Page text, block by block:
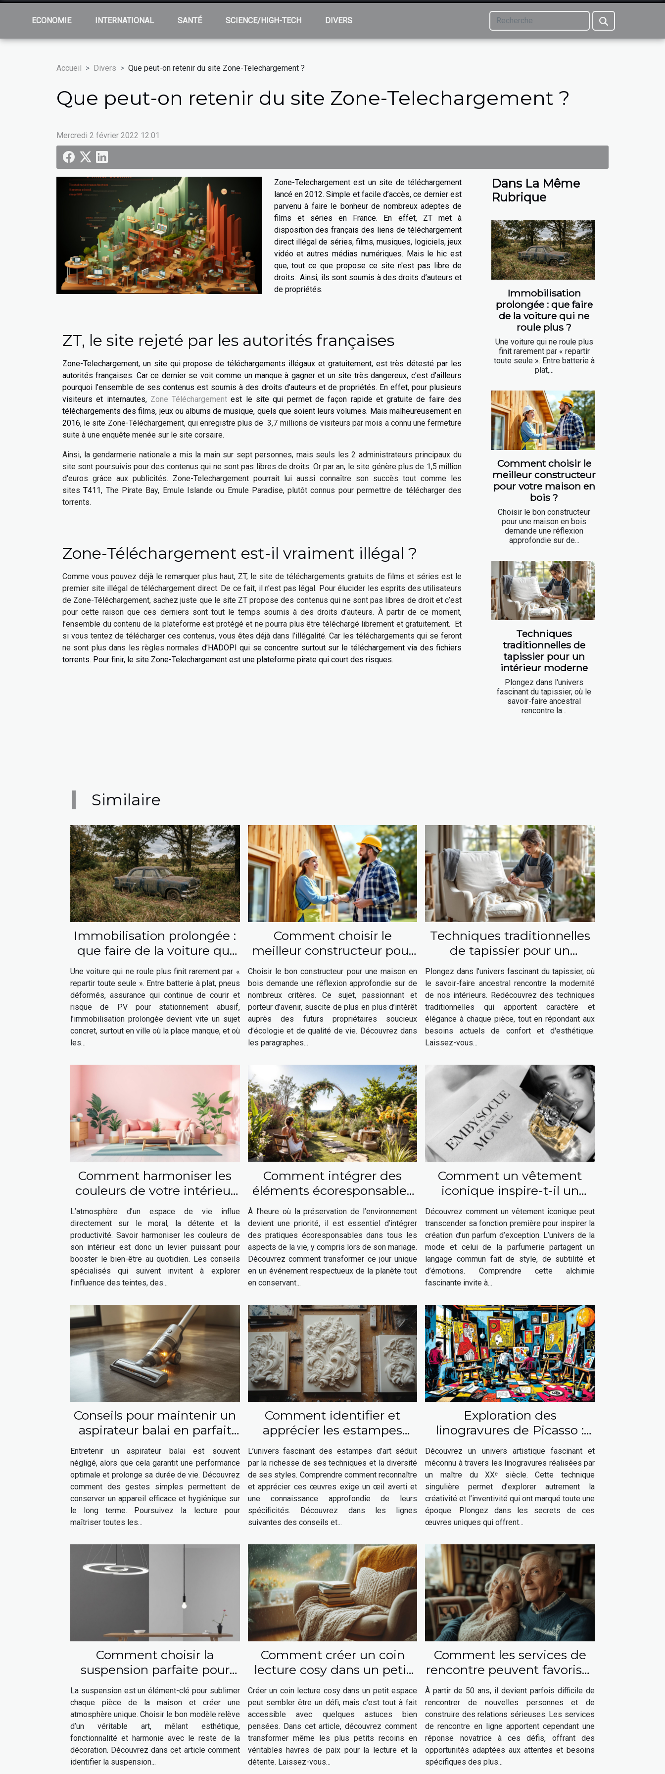
ECONOMIE INTERNATIONAL SANTÉ SCIENCE/HIGH-TECH DIVERS
Accueil Divers Que peut-on retenir du site Zone-Telechargement ?
Que peut-on retenir du site Zone-Telechargement ?
Mercredi 2 février 2022 12:01
Zone-Telechargement est un site de téléchargement
lancé en 2012. Simple et facile d’accès, ce dernier est
parvenu à faire le bonheur de nombreux adeptes de
films et séries en France. En effet, ZT met à
disposition des français des liens de téléchargement
direct illégal de séries, films, musiques, logiciels, jeux
vidéo et autres médias numériques. Mais le hic est
que, tout ce que propose ce site n'est pas libre de
droits. Ainsi, ils sont soumis à des droits d’auteurs et
de propriétés.
ZT, le site rejeté par les autorités françaises
Zone-Telechargement, un site qui propose de téléchargements illégaux et gratuitement, est très détesté par les
autorités françaises. Car ce dernier se voit comme un manque à gagner et un site très dangereux, c'est d’ailleurs
pourquoi l’ensemble de ses contenus est soumis à des droits d’auteurs et de propriétés. En effet, pour plusieurs
visiteurs et internautes, Zone Téléchargement est le site qui permet de façon rapide et gratuite de faire des
téléchargements des films, jeux ou albums de musique, quels que soient leurs volumes. Mais malheureusement en
2016, le site Zone-Téléchargement, qui enregistre plus de 3,7 millions de visiteurs par mois a connu une fermeture
suite à une enquête menée sur le site corsaire.
Ainsi, la gendarmerie nationale a mis la main sur sept personnes, mais seuls les 2 administrateurs principaux du
site sont poursuivis pour des contenus qui ne sont pas libres de droits. Or par an, le site génère plus de 1,5 million
d'euros grâce aux publicités. Zone-Telechargement pourrait lui aussi connaître son succès tout comme les
sitesT411, The Pirate Bay, Emule Islande ou Emule Paradise, plutôt connus pour permettre de télécharger des
torrents.
Zone-Téléchargement est-il vraiment illégal ?
Comme vous pouvez déjà le remarquer plus haut, ZT, le site de téléchargements gratuits de films et séries est le
premier site illégal de téléchargement direct. De ce fait, il n'est pas légal. Pour élucider les esprits des utilisateurs
de Zone-Téléchargement, sachez juste que le site ZT propose des contenus qui ne sont pas libres de droit et c’est
pour cette raison que ces derniers sont tout le temps soumis à des droits d’auteurs. À partir de ce moment,
l’ensemble du contenu de la plateforme est protégé et ne pourra plus être téléchargé librement et gratuitement. Et
si vous tentez de télécharger ces contenus, vous êtes déjà dans l’illégalité. Car les téléchargements qui se feront
ne sont plus dans les règles normales d’HADOPI qui se concentre surtout sur le téléchargement via des fichiers
torrents. Pour finir, le site Zone-Telechargement est une plateforme pirate qui court des risques.
Dans La Même
Rubrique
Immobilisation
prolongée : que faire
de la voiture qui ne
roule plus ?
Une voiture qui ne roule plus
finit rarement par « repartir
toute seule ». Entre batterie à
plat,...
Comment choisir le
meilleur constructeur
pour votre maison en
bois ?
Choisir le bon constructeur
pour une maison en bois
demande une réflexion
approfondie sur de...
Techniques
traditionnelles de
tapissier pour un
intérieur moderne
Plongez dans l'univers
fascinant du tapissier, où le
savoir-faire ancestral
rencontre la...
Similaire
Immobilisation prolongée :
que faire de la voiture qui
ne roule plus ?
Une voiture qui ne roule plus finit rarement par «
repartir toute seule ». Entre batterie à plat, pneus
déformés, assurance qui continue de courir et
risque de PV pour stationnement abusif,
l’immobilisation prolongée devient vite un sujet
concret, surtout en ville où la place manque, et où
les...
Comment choisir le
meilleur constructeur pour
votre maison en bois ?
Choisir le bon constructeur pour une maison en
bois demande une réflexion approfondie sur de
nombreux critères. Ce sujet, passionnant et
porteur d’avenir, suscite de plus en plus d’intérêt
auprès des futurs propriétaires soucieux
d’écologie et de qualité de vie. Découvrez dans
les paragraphes...
Techniques traditionnelles
de tapissier pour un
intérieur moderne
Plongez dans l'univers fascinant du tapissier, où
le savoir-faire ancestral rencontre la modernité
de nos intérieurs. Redécouvrez des techniques
traditionnelles qui apportent caractère et
élégance à chaque pièce, tout en répondant aux
besoins actuels de confort et d'esthétique.
Laissez-vous...
Comment harmoniser les
couleurs de votre intérieur
pour booster votre bien-
être ?
L’atmosphère d’un espace de vie influe
directement sur le moral, la détente et la
productivité. Savoir harmoniser les couleurs de
son intérieur est donc un levier puissant pour
booster le bien-être au quotidien. Les conseils
spécialisés qui suivent invitent à explorer
l’influence des teintes, des...
Comment intégrer des
éléments écoresponsables
à votre mariage ?
À l’heure où la préservation de l’environnement
devient une priorité, il est essentiel d’intégrer
des pratiques écoresponsables dans tous les
aspects de la vie, y compris lors de son mariage.
Découvrez comment transformer ce jour unique
en un événement respectueux de la planète tout
en conservant...
Comment un vêtement
iconique inspire-t-il un
parfum élégant ?
Découvrez comment un vêtement iconique peut
transcender sa fonction première pour inspirer la
création d’un parfum d’exception. L’univers de la
mode et celui de la parfumerie partagent un
langage commun fait de style, de subtilité et
d’émotions. Comprendre cette alchimie
fascinante invite à...
Conseils pour maintenir un
aspirateur balai en parfait
état
Entretenir un aspirateur balai est souvent
négligé, alors que cela garantit une performance
optimale et prolonge sa durée de vie. Découvrez
comment des gestes simples permettent de
conserver un appareil efficace et hygiénique sur
le long terme. Poursuivez la lecture pour
maîtriser toutes les...
Comment identifier et
apprécier les estampes
d'art ?
L’univers fascinant des estampes d’art séduit
par la richesse de ses techniques et la diversité
de ses styles. Comprendre comment reconnaître
et apprécier ces œuvres exige un œil averti et
une connaissance approfondie de leurs
spécificités. Découvrez dans les lignes
suivantes des conseils et...
Exploration des
linogravures de Picasso :
une fenêtre sur son génie
artistique
Découvrez un univers artistique fascinant et
méconnu à travers les linogravures réalisées par
un maître du XXᵉ siècle. Cette technique
singulière permet d’explorer autrement la
créativité et l’inventivité qui ont marqué toute une
époque. Plongez dans les secrets de ces
œuvres uniques qui offrent...
Comment choisir la
suspension parfaite pour
chaque espace de votre
maison ?
La suspension est un élément-clé pour sublimer
chaque pièce de la maison et créer une
atmosphère unique. Choisir le bon modèle relève
d’un véritable art, mêlant esthétique,
fonctionnalité et harmonie avec le reste de la
décoration. Découvrez dans cet article comment
identifier la suspension...
Comment créer un coin
lecture cosy dans un petit
espace
Créer un coin lecture cosy dans un petit espace
peut sembler être un défi, mais c’est tout à fait
accessible avec quelques astuces bien
pensées. Dans cet article, découvrez comment
transformer même les plus petits recoins en
véritables havres de paix pour la lecture et la
détente. Laissez-vous...
Comment les services de
rencontre peuvent favoriser
les relations sérieuses après
50 ans
À partir de 50 ans, il devient parfois difficile de
rencontrer de nouvelles personnes et de
construire des relations sérieuses. Les services
de rencontre en ligne apportent cependant une
réponse novatrice à ces défis, offrant des
opportunités adaptées aux attentes et besoins
spécifiques des plus...